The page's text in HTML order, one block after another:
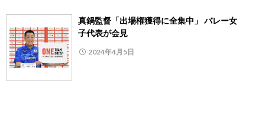
真鍋監督「出場権獲得に全集中」 バレー女
子代表が会見
2024年4月5日